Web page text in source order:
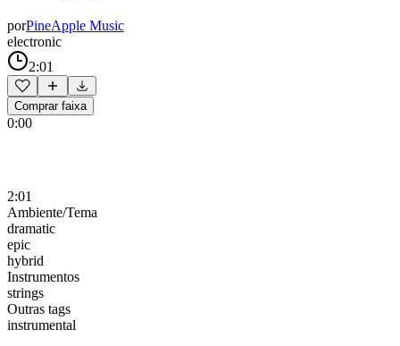
porPineApple Music
electronic
2:01
Comprar faixa
0:00
2:01
Ambiente/Tema
dramatic
epic
hybrid
Instrumentos
strings
Outras tags
instrumental